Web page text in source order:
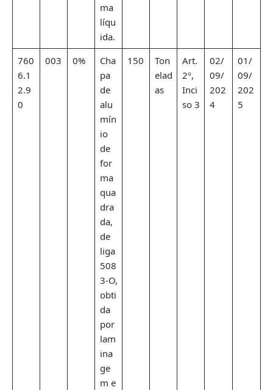
ma
líqu
ida.
760
6.1
2.9
0
003 0%
Cha
pa
de
alu
mín
io
de
for
ma
qua
dra
da,
de
liga
508
3-O,
obti
da
por
lam
ina
ge
m e
150
Ton
elad
as
Art.
2º,
Inci
so 3
02/
09/
202
4
01/
09/
202
5